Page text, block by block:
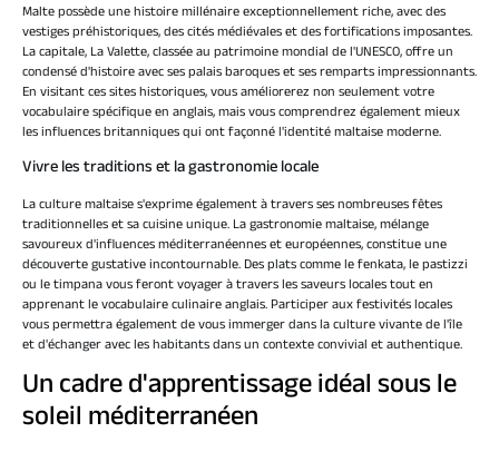
Malte possède une histoire millénaire exceptionnellement riche, avec des
vestiges préhistoriques, des cités médiévales et des fortifications imposantes.
La capitale, La Valette, classée au patrimoine mondial de l'UNESCO, offre un
condensé d'histoire avec ses palais baroques et ses remparts impressionnants.
En visitant ces sites historiques, vous améliorerez non seulement votre
vocabulaire spécifique en anglais, mais vous comprendrez également mieux
les influences britanniques qui ont façonné l'identité maltaise moderne.
Vivre les traditions et la gastronomie locale
La culture maltaise s'exprime également à travers ses nombreuses fêtes
traditionnelles et sa cuisine unique. La gastronomie maltaise, mélange
savoureux d'influences méditerranéennes et européennes, constitue une
découverte gustative incontournable. Des plats comme le fenkata, le pastizzi
ou le timpana vous feront voyager à travers les saveurs locales tout en
apprenant le vocabulaire culinaire anglais. Participer aux festivités locales
vous permettra également de vous immerger dans la culture vivante de l'île
et d'échanger avec les habitants dans un contexte convivial et authentique.
Un cadre d'apprentissage idéal sous le
soleil méditerranéen